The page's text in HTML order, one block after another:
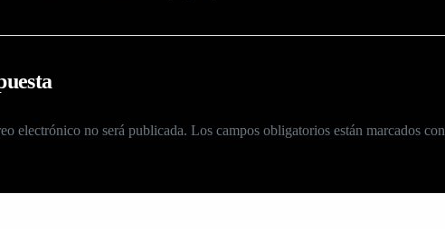
electrónico no será publicada. Los campos obligatorios están marcados con